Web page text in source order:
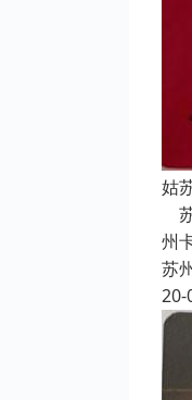
姑
州
苏
20-